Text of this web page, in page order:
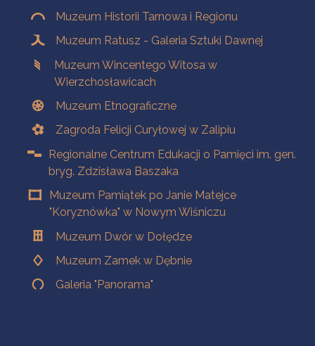
Muzeum Historii Tarnowa i Regionu
Muzeum Ratusz - Galeria Sztuki Dawnej
Muzeum Wincentego Witosa w
Wierzchosławicach
Muzeum Etnograficzne
Zagroda Felicji Curyłowej w Zalipiu
Regionalne Centrum Edukacji o Pamięci im. gen.
bryg. Zdzisława Baszaka
Muzeum Pamiątek po Janie Matejce
"Koryznówka" w Nowym Wiśniczu
Muzeum Dwór w Dołędze
Muzeum Zamek w Dębnie
Galeria "Panorama"